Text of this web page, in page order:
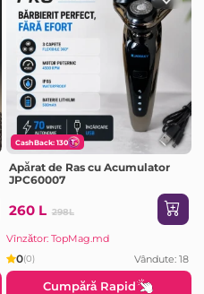
CashBack: 130
Apărat de Ras cu Acumulator
JPC60007
260 L 298L
Vînzător: TopMag.md
0(0) Vândute: 18
Cumpără Rapid